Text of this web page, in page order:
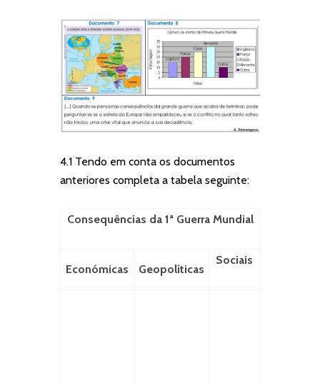
4.1 Tendo em conta os documentos
anteriores completa a tabela seguinte:
Consequências da 1ª Guerra Mundial
Económicas Geopolíticas
Sociais